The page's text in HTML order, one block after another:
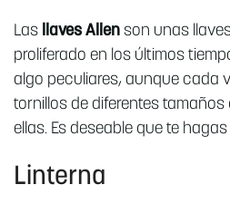
Las llaves Allen son unas
proliferado en los últimos
algo peculiares, aunque cada
tornillos de diferentes
ellas. Es deseable que te
Linterna